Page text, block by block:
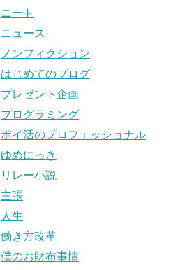
ニート
ニュース
ノンフィクション
はじめてのブログ
プレゼント企画
プログラミング
ポイ活のプロフェッショナル
ゆめにっき
リレー小説
主張
人生
働き方改革
僕のお財布事情